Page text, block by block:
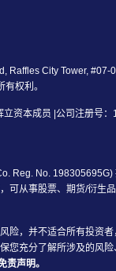
Raffles City Tower, #07-
权利。
立资本成员 |公司注册号
Reg. No. 198305695G)
可从事股票、期货/衍生
险，并不适合所有投资
您充分了解所涉及的风险
责声明。